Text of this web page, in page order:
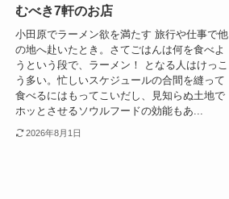
むべき7軒のお店
小田原でラーメン欲を満たす 旅行や仕事で他
の地へ赴いたとき。さてごはんは何を食べよ
うという段で、ラーメン！ となる人はけっこ
う多い。忙しいスケジュールの合間を縫って
食べるにはもってこいだし、見知らぬ土地で
ホッとさせるソウルフードの効能もあ...
2026年8月1日